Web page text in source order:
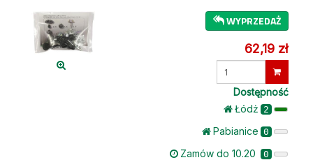
WYPRZEDAŻ
62,19 zł
Dostępność
Łódż 2
Pabianice 0
Zamów do 10.20 0